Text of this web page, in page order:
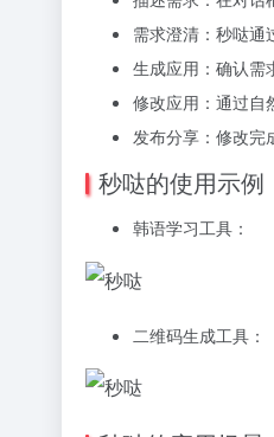
需求澄清：秒哒通
生成应用：确认需
修改应用：通过自
发布分享：修改完
秒哒的使用示例
韩语学习工具：
二维码生成工具：